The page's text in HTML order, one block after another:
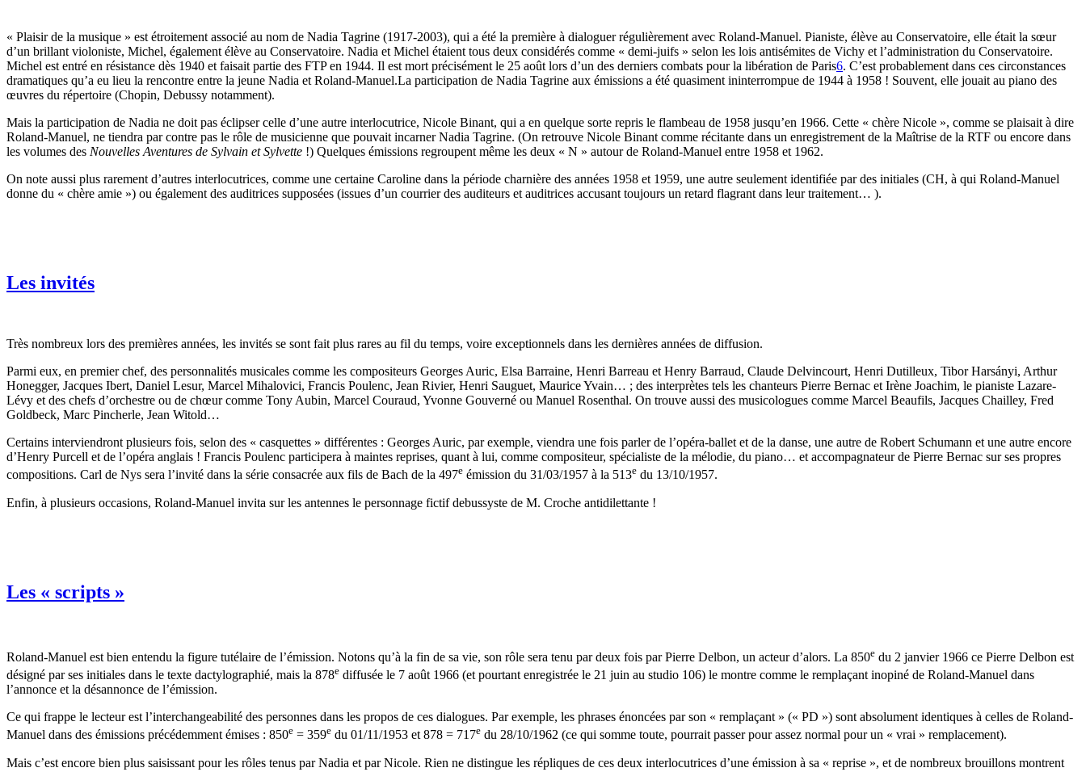
« Plaisir de la musique » est étroitement associé au nom de Nadia Tagrine (1917-2003), qui a été la première à dialoguer régulièrement avec Roland-Manuel. Pianiste, élève au Conservatoire, elle était la sœur
d’un brillant violoniste, Michel, également élève au Conservatoire. Nadia et Michel étaient tous deux considérés comme « demi-juifs » selon les lois antisémites de Vichy et l’administration du Conservatoire.
Michel est entré en résistance dès 1940 et faisait partie des FTP en 1944. Il est mort précisément le 25 août lors d’un des derniers combats pour la libération de Paris6. C’est probablement dans ces circonstances
dramatiques qu’a eu lieu la rencontre entre la jeune Nadia et Roland-Manuel.La participation de Nadia Tagrine aux émissions a été quasiment ininterrompue de 1944 à 1958 ! Souvent, elle jouait au piano des
œuvres du répertoire (Chopin, Debussy notamment).
Mais la participation de Nadia ne doit pas éclipser celle d’une autre interlocutrice, Nicole Binant, qui a en quelque sorte repris le flambeau de 1958 jusqu’en 1966. Cette « chère Nicole », comme se plaisait à dire
Roland-Manuel, ne tiendra par contre pas le rôle de musicienne que pouvait incarner Nadia Tagrine. (On retrouve Nicole Binant comme récitante dans un enregistrement de la Maîtrise de la RTF ou encore dans
les volumes des Nouvelles Aventures de Sylvain et Sylvette !) Quelques émissions regroupent même les deux « N » autour de Roland-Manuel entre 1958 et 1962.
On note aussi plus rarement d’autres interlocutrices, comme une certaine Caroline dans la période charnière des années 1958 et 1959, une autre seulement identifiée par des initiales (CH, à qui Roland-Manuel
donne du « chère amie ») ou également des auditrices supposées (issues d’un courrier des auditeurs et auditrices accusant toujours un retard flagrant dans leur traitement… ).
Les invités
Très nombreux lors des premières années, les invités se sont fait plus rares au fil du temps, voire exceptionnels dans les dernières années de diffusion.
Parmi eux, en premier chef, des personnalités musicales comme les compositeurs Georges Auric, Elsa Barraine, Henri Barreau et Henry Barraud, Claude Delvincourt, Henri Dutilleux, Tibor Harsányi, Arthur
Honegger, Jacques Ibert, Daniel Lesur, Marcel Mihalovici, Francis Poulenc, Jean Rivier, Henri Sauguet, Maurice Yvain… ; des interprètes tels les chanteurs Pierre Bernac et Irène Joachim, le pianiste Lazare-
Lévy et des chefs d’orchestre ou de chœur comme Tony Aubin, Marcel Couraud, Yvonne Gouverné ou Manuel Rosenthal. On trouve aussi des musicologues comme Marcel Beaufils, Jacques Chailley, Fred
Goldbeck, Marc Pincherle, Jean Witold…
Certains interviendront plusieurs fois, selon des « casquettes » différentes : Georges Auric, par exemple, viendra une fois parler de l’opéra-ballet et de la danse, une autre de Robert Schumann et une autre encore
d’Henry Purcell et de l’opéra anglais ! Francis Poulenc participera à maintes reprises, quant à lui, comme compositeur, spécialiste de la mélodie, du piano… et accompagnateur de Pierre Bernac sur ses propres
compositions. Carl de Nys sera l’invité dans la série consacrée aux fils de Bach de la 497e émission du 31/03/1957 à la 513e du 13/10/1957.
Enfin, à plusieurs occasions, Roland-Manuel invita sur les antennes le personnage fictif debussyste de M. Croche antidilettante !
Les « scripts »
Roland-Manuel est bien entendu la figure tutélaire de l’émission. Notons qu’à la fin de sa vie, son rôle sera tenu par deux fois par Pierre Delbon, un acteur d’alors. La 850e du 2 janvier 1966 ce Pierre Delbon est
désigné par ses initiales dans le texte dactylographié, mais la 878e diffusée le 7 août 1966 (et pourtant enregistrée le 21 juin au studio 106) le montre comme le remplaçant inopiné de Roland-Manuel dans
l’annonce et la désannonce de l’émission.
Ce qui frappe le lecteur est l’interchangeabilité des personnes dans les propos de ces dialogues. Par exemple, les phrases énoncées par son « remplaçant » (« PD ») sont absolument identiques à celles de Roland-
Manuel dans des émissions précédemment émises : 850e = 359e du 01/11/1953 et 878 = 717e du 28/10/1962 (ce qui somme toute, pourrait passer pour assez normal pour un « vrai » remplacement).
Mais c’est encore bien plus saisissant pour les rôles tenus par Nadia et par Nicole. Rien ne distingue les répliques de ces deux interlocutrices d’une émission à sa « reprise », et de nombreux brouillons montrent